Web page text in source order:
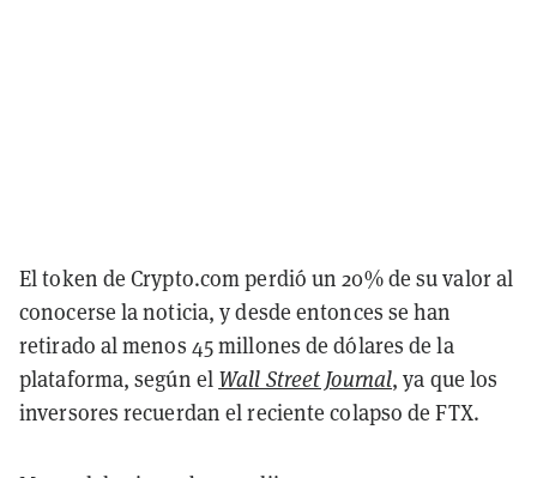
El token de Crypto.com perdió un 20% de su valor al
conocerse la noticia, y desde entonces se han
retirado al menos 45 millones de dólares de la
plataforma, según el Wall Street Journal, ya que los
inversores recuerdan el reciente colapso de FTX.